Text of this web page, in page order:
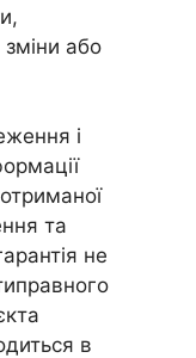
або
і
та
не
в